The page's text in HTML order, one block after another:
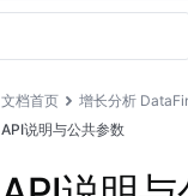
文档首页 增长分析
API说明与公共参数